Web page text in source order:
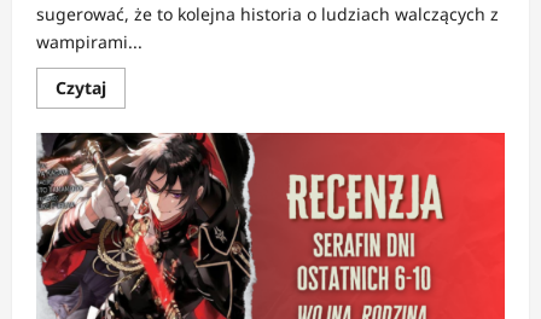
sugerować, że to kolejna historia o ludziach walczących z
wampirami...
CzytajDowiedz
się
o
RECENZJA:
Serafin
Dni
Ostatnich
11-
15
|
Wojna
pełna
iluzji